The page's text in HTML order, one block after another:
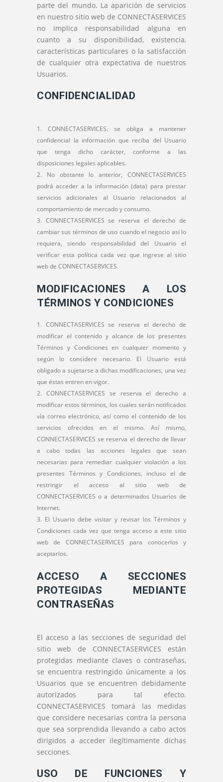
parte del mundo. La aparición de servicios
en nuestro sitio web de CONNECTASERVICES
no implica responsabilidad alguna en
cuanto a su disponibilidad, existencia,
características particulares o la satisfacción
de cualquier otra expectativa de nuestros
Usuarios.
CONFIDENCIALIDAD
CONNECTASERVICES. se obliga a mantener
confidencial la información que reciba del Usuario
que tenga dicho carácter, conforme a las
disposiciones legales aplicables.
No obstante lo anterior, CONNECTASERVICES
podrá acceder a la información (data) para prestar
servicios adicionales al Usuario relacionados al
comportamiento de mercado y consumo.
CONNECTASERVICES se reserva el derecho de
cambiar sus términos de uso cuando el negocio así lo
requiera, siendo responsabilidad del Usuario el
verificar esta política cada vez que ingrese al sitio
web de CONNECTASERVICES.
MODIFICACIONES A LOS
TÉRMINOS Y CONDICIONES
CONNECTASERVICES se reserva el derecho de
modificar el contenido y alcance de los presentes
Términos y Condiciones en cualquier momento y
según lo considere necesario. El Usuario está
obligado a sujetarse a dichas modificaciones, una vez
que éstas entren en vigor.
CONNECTASERVICES se reserva el derecho a
modificar estos términos, los cuales serán notificados
vía correo electrónico, así como el contenido de los
servicios ofrecidos en el mismo. Así mismo,
CONNECTASERVICES se reserva el derecho de llevar
a cabo todas las acciones legales que sean
necesarias para remediar cualquier violación a los
presentes Términos y Condiciones, incluso el de
restringir el acceso al sitio web de
CONNECTASERVICES o a determinados Usuarios de
Internet.
El Usuario debe visitar y revisar los Términos y
Condiciones cada vez que tenga acceso a este sitio
web de CONNECTASERVICES para conocerlos y
aceptarlos.
ACCESO A SECCIONES
PROTEGIDAS MEDIANTE
CONTRASEÑAS
El acceso a las secciones de seguridad del
sitio web de CONNECTASERVICES están
protegidas mediante claves o contraseñas,
se encuentra restringido únicamente a los
Usuarios que se encuentren debidamente
autorizados para tal efecto.
CONNECTASERVICES tomará las medidas
que considere necesarias contra la persona
que sea sorprendida llevando a cabo actos
dirigidos a acceder ilegítimamente dichas
secciones.
USO DE FUNCIONES Y